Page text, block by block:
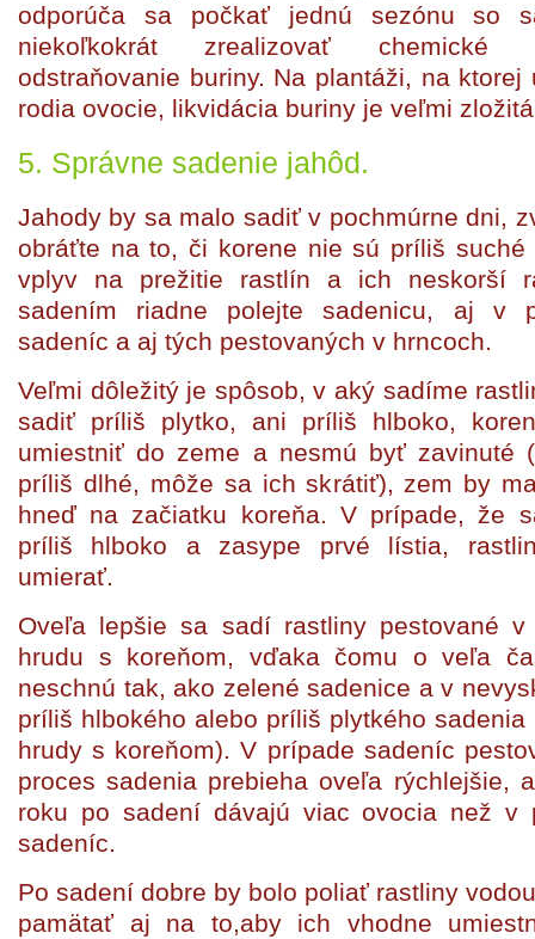
odporúča sa počkať jednú sezónu so
niekoľkokrát zrealizovať chemické
odstraňovanie buriny. Na plantáži, na
rodia ovocie, likvidácia buriny je veľmi
5. Správne sadenie jahôd.
Jahody by sa malo sadiť v pochmúrne dni,
obráťte na to, či korene nie sú príliš suché
vplyv na prežitie rastlín a ich neskorší
sadením riadne polejte sadenicu, aj v
sadeníc a aj tých pestovaných v hrncoch.
Veľmi dôležitý je spôsob, v aký sadíme
sadiť príliš plytko, ani príliš hlboko,
umiestniť do zeme a nesmú byť zavinuté
príliš dlhé, môže sa ich skrátiť), zem by
hneď na začiatku koreňa. V prípade, že
príliš hlboko a zasype prvé lístia,
umierať.
Oveľa lepšie sa sadí rastliny pestované
hrudu s koreňom, vďaka čomu o veľa
neschnú tak, ako zelené sadenice a v
príliš hlbokého alebo príliš plytkého
hrudy s koreňom). V prípade sadeníc
proces sadenia prebieha oveľa rýchlejšie,
roku po sadení dávajú viac ovocia než v
sadeníc.
Po sadení dobre by bolo poliať rastliny
pamätať aj na to,aby ich vhodne